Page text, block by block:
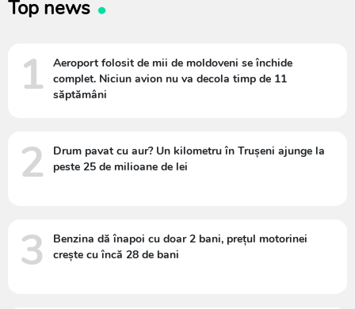
Top news
1
Aeroport folosit de mii de moldoveni se închide
complet. Niciun avion nu va decola timp de 11
săptămâni
2
Drum pavat cu aur? Un kilometru în Trușeni ajunge la
peste 25 de milioane de lei
3
Benzina dă înapoi cu doar 2 bani, prețul motorinei
crește cu încă 28 de bani